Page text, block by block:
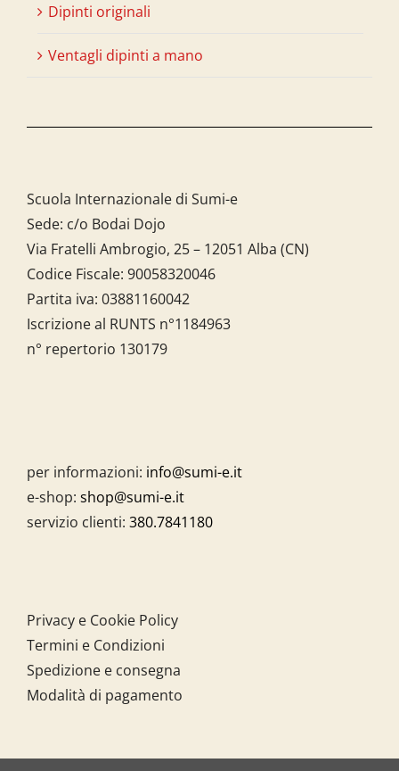
Dipinti originali
Ventagli dipinti a mano
Scuola Internazionale di Sumi-e
Sede: c/o Bodai Dojo
Via Fratelli Ambrogio, 25 – 12051 Alba (CN)
Codice Fiscale: 90058320046
Partita iva: 03881160042
Iscrizione al RUNTS n°1184963
n° repertorio 130179
per informazioni: info@sumi-e.it
e-shop: shop@sumi-e.it
servizio clienti: 380.7841180
Privacy e Cookie Policy
Termini e Condizioni
Spedizione e consegna
Modalità di pagamento